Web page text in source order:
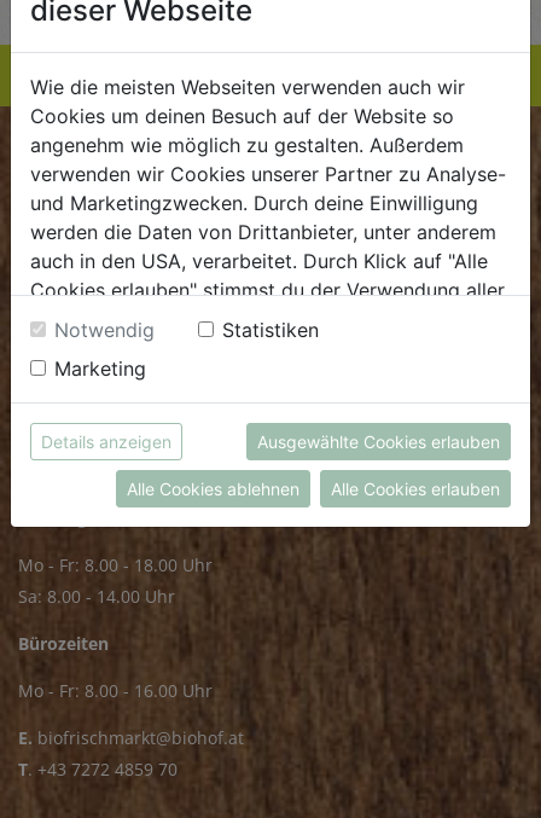
BIOKISTE
Kundenservice
Mo - Do: 8.00 - 16.00 Uhr
Fr: 8.00 - 15.00 Uhr
.dieBiokiste@biohof.at
.+43 7272 2597
FRISCHMARKT
Mo - Fr: 8.00 - 18.00 Uhr
Sa: 8.00 - 14.00 Uhr
Bürozeiten
Mo - Fr: 8.00 - 16.00 Uhr
E. biofrischmarkt@biohof.at
T. +43 7272 4859 70
dieser Webseite
Wie die meisten Webseiten verwenden auch wir
Cookies um deinen Besuch auf der Website so
angenehm wie möglich zu gestalten. Außerdem
verwenden wir Cookies unserer Partner zu Analyse-
und Marketingzwecken. Durch deine Einwilligung
werden die Daten von Drittanbieter, unter anderem
auch in den USA, verarbeitet. Durch Klick auf "Alle
Cookies erlauben" stimmst du der Verwendung aller
Cookies zu. Unter "Details anzeigen" findest du alle
Infos zu den unterschiedlichen Cookies, du kannst
auch entscheiden, welche Cookies du erlauben
möchtest.
Weitere Informationen findest du in unserer
Datenschutzerklärung
bzw. imImpressum
Notwendig
Statistiken
Marketing
Details anzeigen Ausgewählte Cookies erlauben
Alle Cookies ablehnen Alle Cookies erlauben